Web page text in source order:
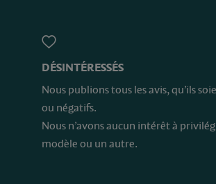
DÉSINTÉRESSÉS
Nous publions tous les avis, qu’ils
ou négatifs.
Nous n’avons aucun intérêt à
modèle ou un autre.